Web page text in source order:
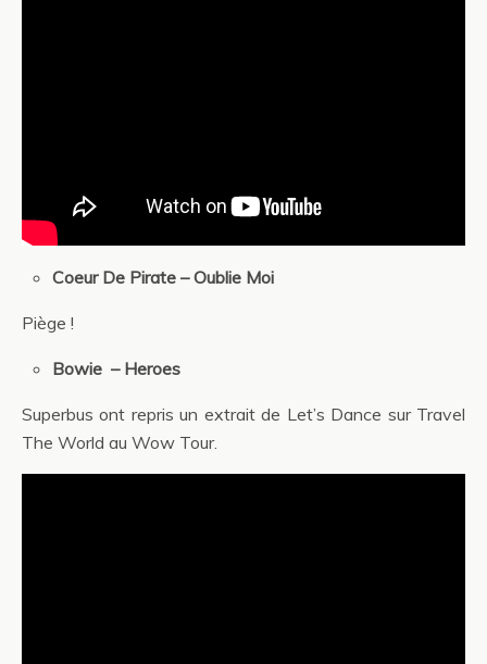
Coeur De Pirate – Oublie Moi
Piège !
Bowie – Heroes
Superbus ont repris un extrait de Let’s Dance sur Travel
The World au Wow Tour.